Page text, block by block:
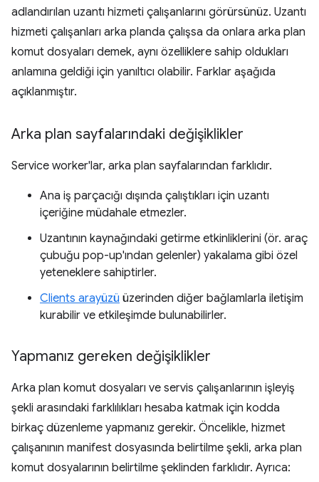
adlandırılan uzantı hizmeti çalışanlarını görürsünüz. Uzantı
hizmeti çalışanları arka planda çalışsa da onlara arka plan
komut dosyaları demek, aynı özelliklere sahip oldukları
anlamına geldiği için yanıltıcı olabilir. Farklar aşağıda
açıklanmıştır.
Arka plan sayfalarındaki değişiklikler
Service worker'lar, arka plan sayfalarından farklıdır.
Ana iş parçacığı dışında çalıştıkları için uzantı
içeriğine müdahale etmezler.
Uzantının kaynağındaki getirme etkinliklerini (ör. araç
çubuğu pop-up'ından gelenler) yakalama gibi özel
yeteneklere sahiptirler.
Clients arayüzü üzerinden diğer bağlamlarla iletişim
kurabilir ve etkileşimde bulunabilirler.
Yapmanız gereken değişiklikler
Arka plan komut dosyaları ve servis çalışanlarının işleyiş
şekli arasındaki farklılıkları hesaba katmak için kodda
birkaç düzenleme yapmanız gerekir. Öncelikle, hizmet
çalışanının manifest dosyasında belirtilme şekli, arka plan
komut dosyalarının belirtilme şeklinden farklıdır. Ayrıca: